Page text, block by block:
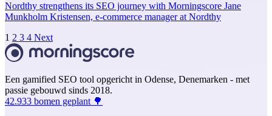
Nordthy strengthens its SEO journey with Morningscore Jane
Munkholm Kristensen, e-commerce manager at Nordthy
1 2 3 4 Next
Een gamified SEO tool opgericht in Odense, Denemarken - met
passie gebouwd sinds 2018.
42.933 bomen geplant 🌳